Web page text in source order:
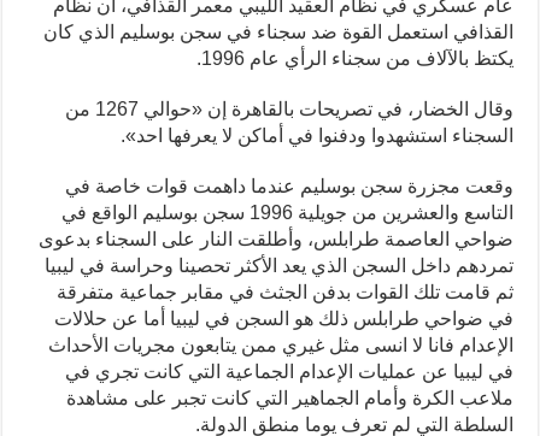
عام عسكري في نظام العقيد الليبي معمر القذافي، أن نظام
القذافي استعمل القوة ضد سجناء في سجن بوسليم الذي كان
يكتظ بالآلاف من سجناء الرأي عام 1996.
وقال الخضار، في تصريحات بالقاهرة إن «حوالي 1267 من
السجناء استشهدوا ودفنوا في أماكن لا يعرفها احد».
وقعت مجزرة سجن بوسليم عندما داهمت قوات خاصة في
التاسع والعشرين من جويلية 1996 سجن بوسليم الواقع في
ضواحي العاصمة طرابلس، وأطلقت النار على السجناء بدعوى
تمردهم داخل السجن الذي يعد الأكثر تحصينا وحراسة في ليبيا
ثم قامت تلك القوات بدفن الجثث في مقابر جماعية متفرقة
في ضواحي طرابلس ذلك هو السجن في ليبيا أما عن حلالات
الإعدام فانا لا انسى مثل غيري ممن يتابعون مجريات الأحداث
في ليبيا عن عمليات الإعدام الجماعية التي كانت تجري في
ملاعب الكرة وأمام الجماهير التي كانت تجبر على مشاهدة
السلطة التي لم تعرف يوما منطق الدولة.